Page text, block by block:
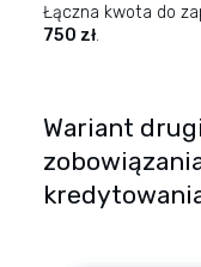
Łączna kwota do
750 zł.
Wariant